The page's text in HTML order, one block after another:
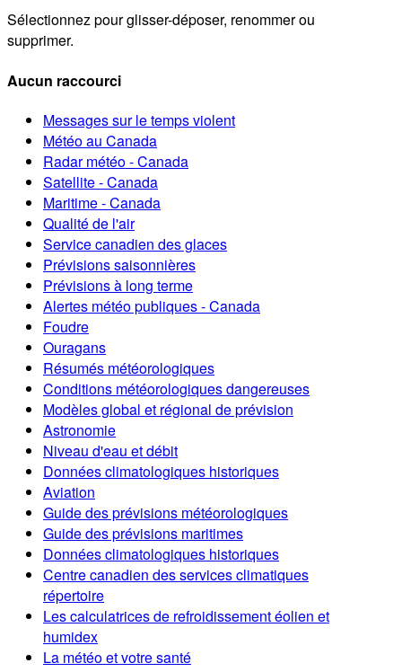
Sélectionnez pour glisser-déposer, renommer ou
supprimer.
Aucun raccourci
Messages sur le temps violent
Météo au Canada
Radar météo - Canada
Satellite - Canada
Maritime - Canada
Qualité de l'air
Service canadien des glaces
Prévisions saisonnières
Prévisions à long terme
Alertes météo publiques - Canada
Foudre
Ouragans
Résumés météorologiques
Conditions météorologiques dangereuses
Modèles global et régional de prévision
Astronomie
Niveau d'eau et débit
Données climatologiques historiques
Aviation
Guide des prévisions météorologiques
Guide des prévisions maritimes
Données climatologiques historiques
Centre canadien des services climatiques
répertoire
Les calculatrices de refroidissement éolien et
humidex
La météo et votre santé